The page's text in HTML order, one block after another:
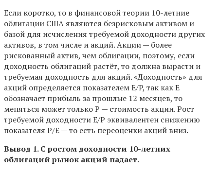
Если коротко, то в финансовой теории 10-летние
облигации США являются безрисковым активом и
базой для исчисления требуемой доходности других
активов, в том числе и акций. Акции — более
рискованный актив, чем облигации, поэтому, если
доходность облигаций растёт, то должна вырасти и
требуемая доходность для акций. «Доходность» для
акций определяется показателем E/P, так как E
обозначает прибыль за прошлые 12 месяцев, то
меняться может только P — стоимость акции. Рост
требуемой доходности E/P эквивалентен снижению
показателя P/E — то есть переоценки акций вниз.
Вывод 1. С ростом доходности 10-летних
облигаций рынок акций падает.